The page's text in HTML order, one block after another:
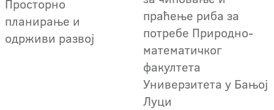
Просторно
планирање и
одрживи развој
праћење риба за
потребе Природно-
математичког
факултета
Универзитета у Бањој
Луци